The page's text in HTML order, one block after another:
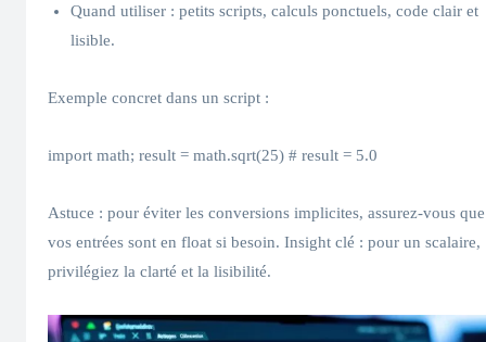
Quand utiliser : petits scripts, calculs ponctuels, code clair et
lisible.
Exemple concret dans un script :
import math; result = math.sqrt(25) # result = 5.0
Astuce : pour éviter les conversions implicites, assurez-vous que
vos entrées sont en float si besoin. Insight clé : pour un scalaire,
privilégiez la clarté et la lisibilité.